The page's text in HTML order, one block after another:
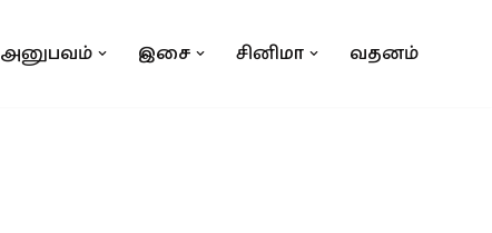
அனுபவம் இசை சினிமா வதனம்